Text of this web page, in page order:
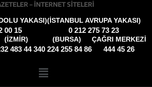
– INTERNET SITELERI
YAKASI)
00 15
(İSTANBUL AVRUPA YAKASI)
0 212 275 73 23
(İZMIR)
483 44 34
(BURSA)
0 224 255 84 86
ÇAĞRI MERKEZİ
444 45 26